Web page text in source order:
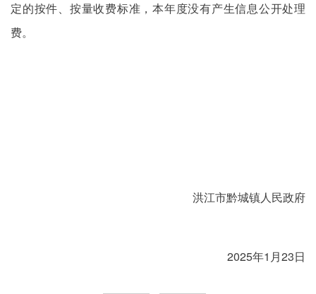
定的按件、按量收费标准，本年度没有产生信息公开处理
费。
洪江市黔城镇人民政府
2025年1月23日